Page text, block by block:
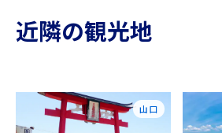
近隣の観光地
山口